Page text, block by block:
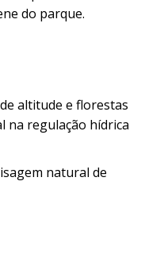
do parque.
altitude e florestas
na regulação hídrica
natural de